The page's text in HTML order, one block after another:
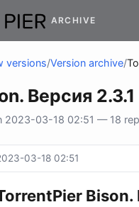
ARCHIVE
versions/Version archive/
Версия 2.3.1
2023-03-18 02:51 — 18
03-18 02:51
Bison.